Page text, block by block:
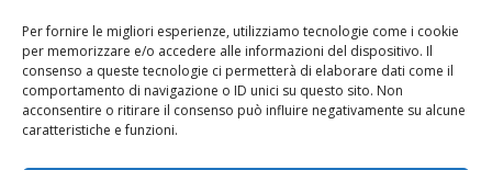
Per fornire le migliori esperienze, utilizziamo tecnologie come i cookie
per memorizzare e/o accedere alle informazioni del dispositivo. Il
consenso a queste tecnologie ci permetterà di elaborare dati come il
comportamento di navigazione o ID unici su questo sito. Non
acconsentire o ritirare il consenso può influire negativamente su alcune
caratteristiche e funzioni.
Vaccini SOS Pediatra